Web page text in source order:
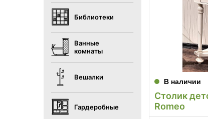
Библиотеки
Ванные
комнаты
Вешалки
Гардеробные
В наличии
Столик
Romeo